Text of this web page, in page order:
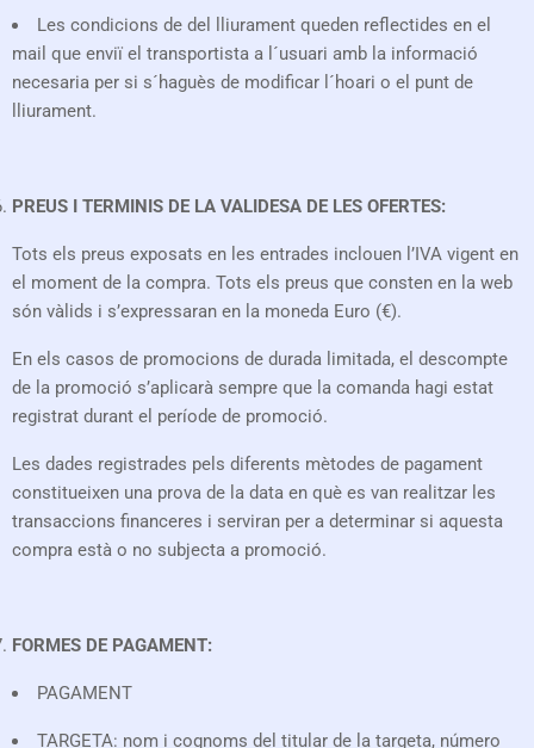
Les condicions de del lliurament queden reflectides en el
mail que enviï el transportista a l´usuari amb la informació
necesaria per si s´haguès de modificar l´hoari o el punt de
lliurament.
PREUS I TERMINIS DE LA VALIDESA DE LES OFERTES:
Tots els preus exposats en les entrades inclouen l’IVA vigent en
el moment de la compra. Tots els preus que consten en la web
són vàlids i s’expressaran en la moneda Euro (€).
En els casos de promocions de durada limitada, el descompte
de la promoció s’aplicarà sempre que la comanda hagi estat
registrat durant el període de promoció.
Les dades registrades pels diferents mètodes de pagament
constitueixen una prova de la data en què es van realitzar les
transaccions financeres i serviran per a determinar si aquesta
compra està o no subjecta a promoció.
FORMES DE PAGAMENT:
PAGAMENT
TARGETA: nom i cognoms del titular de la targeta, número